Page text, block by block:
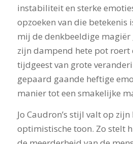
instabiliteit en sterke
opzoeken van die betekenis
mij de denkbeeldige magiër
zijn dampend hete pot roert
tijdgeest van grote
gepaard gaande heftige
manier tot een smakelijke
Jo Caudron’s stijl valt op
optimistische toon. Zo stelt